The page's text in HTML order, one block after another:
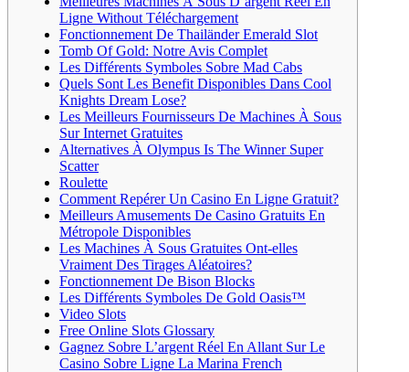
Ligne Without Téléchargement
Fonctionnement De Thailänder Emerald Slot
Tomb Of Gold: Notre Avis Complet
Les Différents Symboles Sobre Mad Cabs
Quels Sont Les Benefit Disponibles Dans Cool
Knights Dream Lose?
Les Meilleurs Fournisseurs De Machines À Sous
Sur Internet Gratuites
Alternatives À Olympus Is The Winner Super
Scatter
Roulette
Comment Repérer Un Casino En Ligne Gratuit?
Meilleurs Amusements De Casino Gratuits En
Métropole Disponibles
Les Machines À Sous Gratuites Ont-elles
Vraiment Des Tirages Aléatoires?
Fonctionnement De Bison Blocks
Les Différents Symboles De Gold Oasis™
Video Slots
Free Online Slots Glossary
Gagnez Sobre L’argent Réel En Allant Sur Le
Casino Sobre Ligne La Marina French